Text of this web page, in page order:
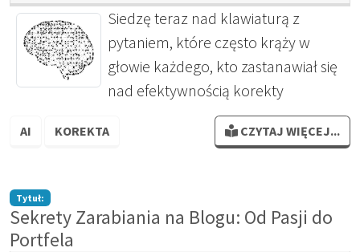
Siedzę teraz nad klawiaturą z
pytaniem, które często krąży w
głowie każdego, kto zastanawiał się
nad efektywnością korekty
AI KOREKTA CZYTAJ WIĘCEJ...
Tytuł:
Sekrety Zarabiania na Blogu: Od Pasji do
Portfela